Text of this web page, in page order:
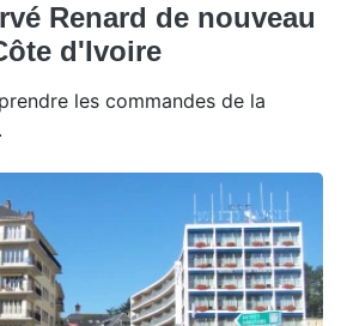
Renard de nouveau
d'Ivoire
les commandes de la